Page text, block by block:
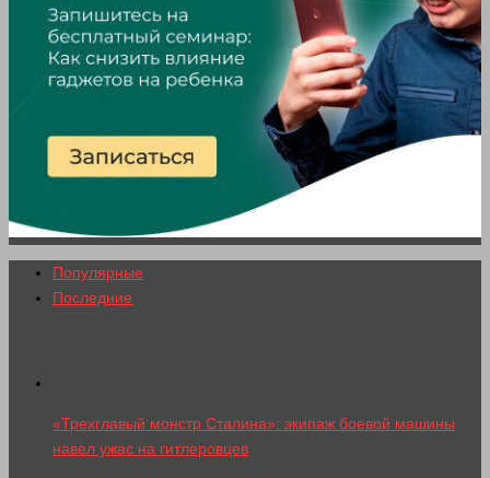
Популярные
Последние
«Трехглавый монстр Сталина»: экипаж боевой машины
навел ужас на гитлеровцев